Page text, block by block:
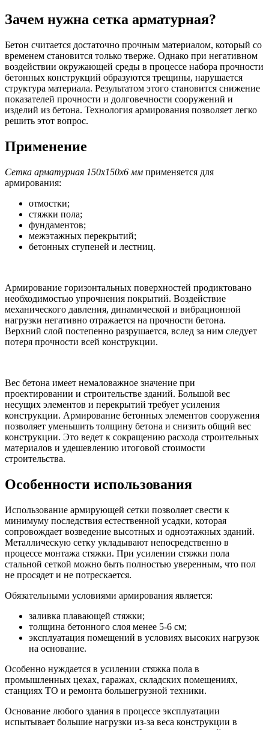
Зачем нужна сетка арматурная?
Бетон считается достаточно прочным материалом, который со
временем становится только тверже. Однако при негативном
воздействии окружающей среды в процессе набора прочности
бетонных конструкций образуются трещины, нарушается
структура материала. Результатом этого становится снижение
показателей прочности и долговечности сооружений и
изделий из бетона. Технология армирования позволяет легко
решить этот вопрос.
Применение
Сетка арматурная 150х150х6 мм применяется для
армирования:
отмостки;
стяжки пола;
фундаментов;
межэтажных перекрытий;
бетонных ступеней и лестниц.
Армирование горизонтальных поверхностей продиктовано
необходимостью упрочнения покрытий. Воздействие
механического давления, динамической и вибрационной
нагрузки негативно отражается на прочности бетона.
Верхний слой постепенно разрушается, вслед за ним следует
потеря прочности всей конструкции.
Вес бетона имеет немаловажное значение при
проектировании и строительстве зданий. Большой вес
несущих элементов и перекрытий требует усиления
конструкции. Армирование бетонных элементов сооружения
позволяет уменьшить толщину бетона и снизить общий вес
конструкции. Это ведет к сокращению расхода строительных
материалов и удешевлению итоговой стоимости
строительства.
Особенности использования
Использование армирующей сетки позволяет свести к
минимуму последствия естественной усадки, которая
сопровождает возведение высотных и одноэтажных зданий.
Металлическую сетку укладывают непосредственно в
процессе монтажа стяжки. При усилении стяжки пола
стальной сеткой можно быть полностью уверенным, что пол
не просядет и не потрескается.
Обязательными условиями армирования является:
заливка плавающей стяжки;
толщина бетонного слоя менее 5-6 см;
эксплуатация помещений в условиях высоких нагрузок
на основание.
Особенно нуждается в усилении стяжка пола в
промышленных цехах, гаражах, складских помещениях,
станциях ТО и ремонта большегрузной техники.
Основание любого здания в процессе эксплуатации
испытывает большие нагрузки из-за веса конструкции в